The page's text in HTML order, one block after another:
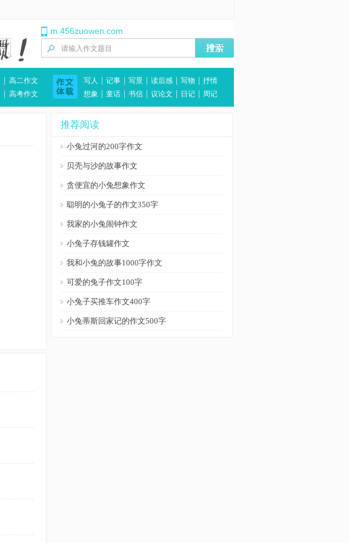
m.456zuowen.com
高二作文
高考作文
写人 记事 写景 读后感 写物
抒情
想象
童话 书信 议论文 日记 周记
推荐阅读
小兔过河的200字作文
贝壳与沙的故事作文
贪便宜的小兔想象作文
聪明的小兔子的作文350字
我家的小兔闹钟作文
小兔子存钱罐作文
我和小兔的故事1000字作文
可爱的兔子作文100字
小兔子买推车作文400字
小兔蒂斯回家记的作文500字